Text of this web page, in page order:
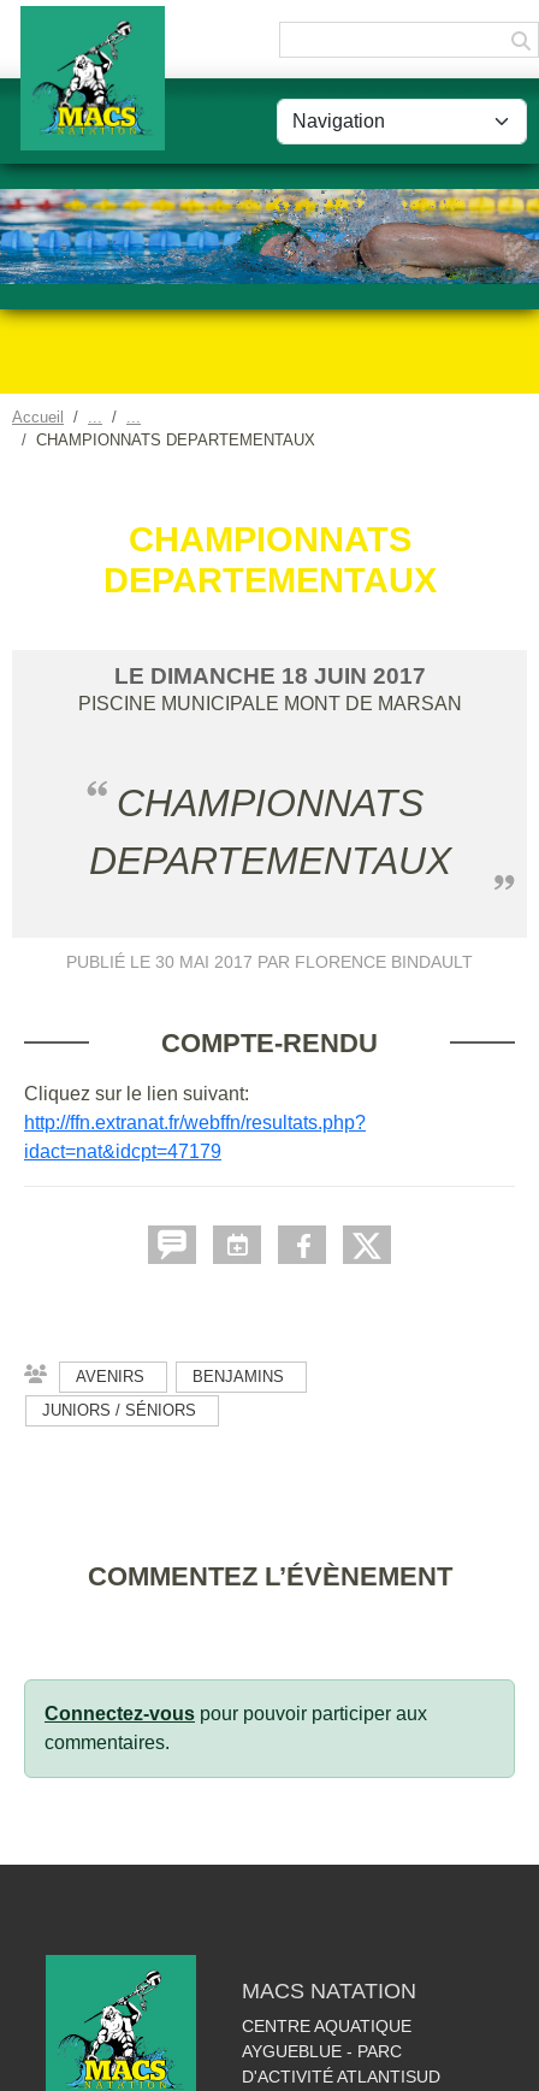
Accueil
CHAMPIONNATS DEPARTEMENTAUX
CHAMPIONNATS
DEPARTEMENTAUX
LE DIMANCHE 18 JUIN 2017
PISCINE MUNICIPALE MONT DE MARSAN
CHAMPIONNATS
DEPARTEMENTAUX
PUBLIÉ LE 30 MAI 2017 PAR FLORENCE BINDAULT
COMPTE-RENDU
Cliquez sur le lien suivant:
http://ffn.extranat.fr/webffn/resultats.php?
idact=nat&idcpt=47179
AVENIRS
BENJAMINS
JUNIORS / SÉNIORS
COMMENTEZ L’ÉVÈNEMENT
Connectez-vous pour pouvoir participer aux
commentaires.
MACS NATATION
CENTRE AQUATIQUE
AYGUEBLUE - PARC
D'ACTIVITÉ ATLANTISUD